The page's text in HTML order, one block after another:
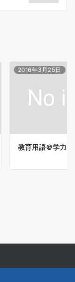
2016年3月25日
教育用語＠学力